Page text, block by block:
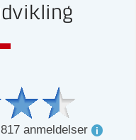
anmeldelser